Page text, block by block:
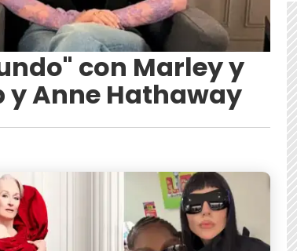
con Marley y
y Anne Hathaway